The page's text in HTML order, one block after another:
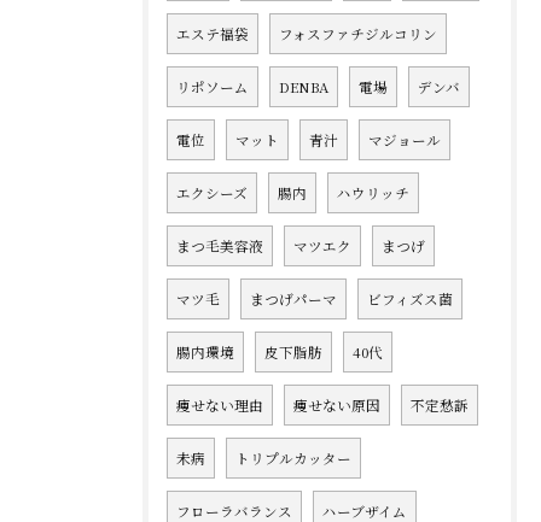
エステ福袋 フォスファチジルコリン
リポソーム DENBA 電場 デンバ
電位 マット 青汁 マジョール
エクシーズ 腸内 ハウリッチ
まつ毛美容液 マツエク まつげ
マツ毛 まつげパーマ ビフィズス菌
腸内環境 皮下脂肪 40代
痩せない理由 痩せない原因 不定愁訴
未病 トリプルカッター
フローラバランス ハーブザイム